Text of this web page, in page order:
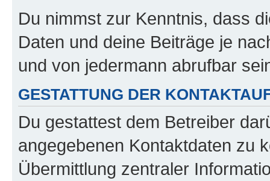
Du nimmst zur Kenntnis, dass
Daten und deine Beiträge je
und von jedermann abrufbar
GESTATTUNG DER
Du gestattest dem Betreiber
angegebenen Kontaktdaten zu
Übermittlung zentraler